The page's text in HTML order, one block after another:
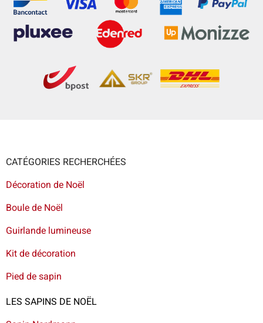
CATÉGORIES RECHERCHÉES
Décoration de Noël
Boule de Noël
Guirlande lumineuse
Kit de décoration
Pied de sapin
LES SAPINS DE NOËL